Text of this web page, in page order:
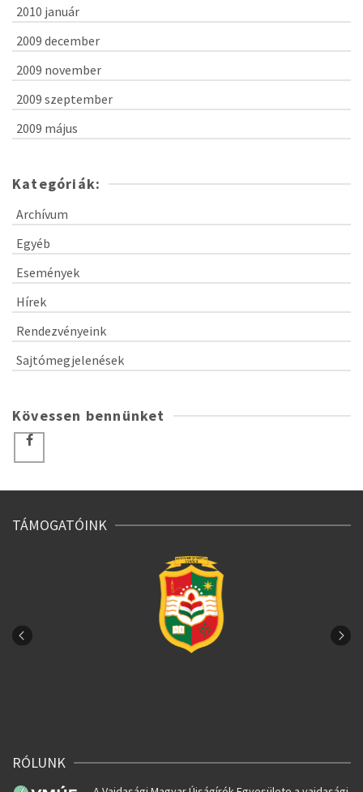
2010 január
2009 december
2009 november
2009 szeptember
2009 május
Kategóriák:
Archívum
Egyéb
Események
Hírek
Rendezvényeink
Sajtómegjelenések
Kövessen bennünket
TÁMOGATÓINK
RÓLUNK